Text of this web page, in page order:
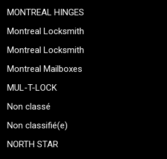
MONTREAL HINGES
Montreal Locksmith
Montreal Locksmith
Montreal Mailboxes
MUL-T-LOCK
Non classé
Non classifié(e)
NORTH STAR